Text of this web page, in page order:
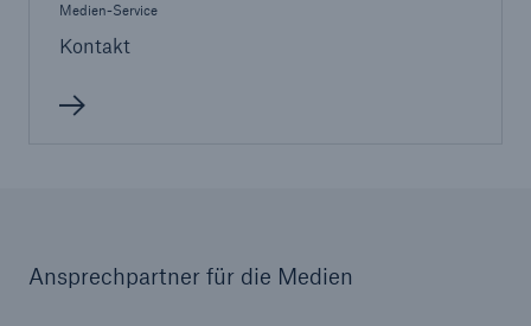
Medien-Service
Kontakt
Ansprechpartner für die Medien